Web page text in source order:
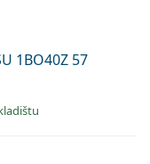
1BO40Z 57